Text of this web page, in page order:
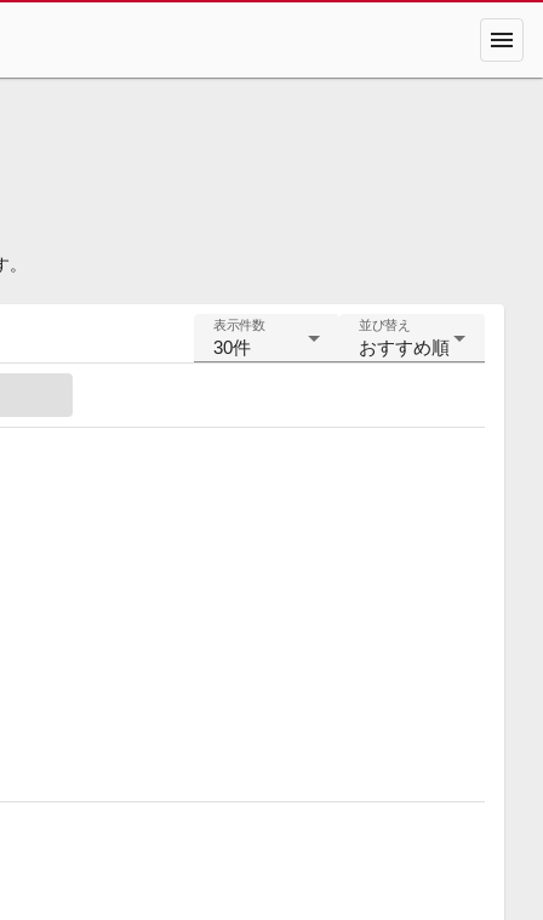
menu
表示件数
30件
並び替え
おすすめ順